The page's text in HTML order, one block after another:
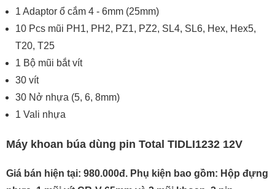
1 Adaptor ổ cắm 4 - 6mm (25mm)
10 Pcs mũi PH1, PH2, PZ1, PZ2, SL4, SL6, Hex, Hex5,
T20, T25
1 Bộ mũi bắt vít
30 vít
30 Nở nhựa (5, 6, 8mm)
1 Vali nhựa
Máy khoan búa dùng pin Total TIDLI1232 12V
Giá bán hiện tại: 980.000đ. Phụ kiện bao gồm: Hộp đựng